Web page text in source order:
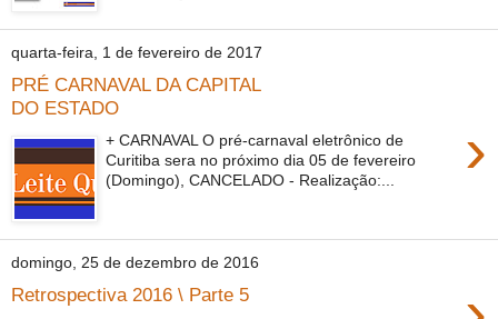
quarta-feira, 1 de fevereiro de 2017
PRÉ CARNAVAL DA CAPITAL
DO ESTADO
›
+ CARNAVAL O pré-carnaval eletrônico de
Curitiba sera no próximo dia 05 de fevereiro
(Domingo), CANCELADO - Realização:...
domingo, 25 de dezembro de 2016
Retrospectiva 2016 \ Parte 5